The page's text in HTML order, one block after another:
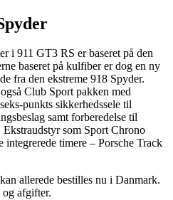
i 911 GT3 RS er baseret på den
baseret på kulfiber er dog en ny
fra den ekstreme 918 Spyder.
Club Sport pakken med
punkts sikkerhedssele til
samt forberedelse til
som Sport Chrono
timere – Porsche Track
allerede bestilles nu i Danmark.
afgifter.